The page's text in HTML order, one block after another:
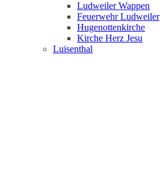
Ludweiler Wappen
Feuerwehr Ludweiler
Hugenottenkirche
Kirche Herz Jesu
Luisenthal